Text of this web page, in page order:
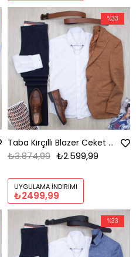
Taba Kırçıllı Blazer Ceket Gömlek Pantolon Ayakkabı Kombin
₺2.599,99
₺3.874,99
UYGULAMA İNDIRIMI
₺2499,99
%33
%33